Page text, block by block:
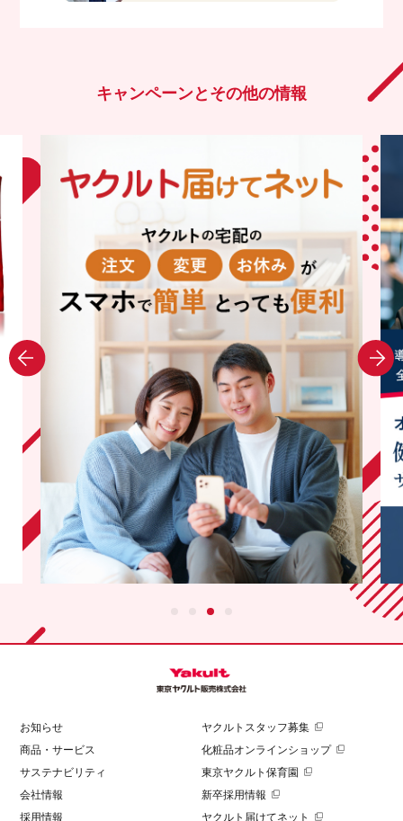
キャンペーンとその他の情報
お知らせ
商品・サービス
サステナビリティ
会社情報
採用情報
ヤクルトスタッフ募集
化粧品オンラインショップ
東京ヤクルト保育園
新卒採用情報
ヤクルト届けてネット